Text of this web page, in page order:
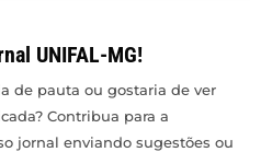
UNIFAL-MG!
de pauta ou gostaria de ver
Contribua para a
jornal enviando sugestões ou